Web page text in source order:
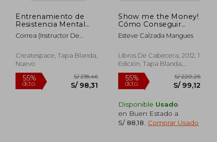
55% S/ 165,53 55% S/
Entrenamiento de
Resistencia Mental
para el voleibol: El
uso de la visualizacion
verdadero potencial
Correa (Instructor De
Createspace, Tapa Blanda,
Nuevo
Show me the Money!
Cómo Conseguir
Dinero a Través del
Marketing Deportivo
Esteve Calzada Mangues
Libros De Cabecera, 2012, 1
Edición, Tapa Blanda,
Nuevo
Disponible Usado
en Buen Estado a
S/ 88,18
Comprar Usado